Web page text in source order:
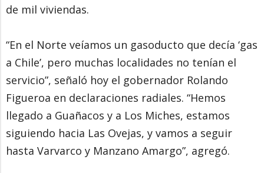
de mil viviendas.
“En el Norte veíamos un gasoducto que decía ‘gas
a Chile’, pero muchas localidades no tenían el
servicio”, señaló hoy el gobernador Rolando
Figueroa en declaraciones radiales. “Hemos
llegado a Guañacos y a Los Miches, estamos
siguiendo hacia Las Ovejas, y vamos a seguir
hasta Varvarco y Manzano Amargo”, agregó.